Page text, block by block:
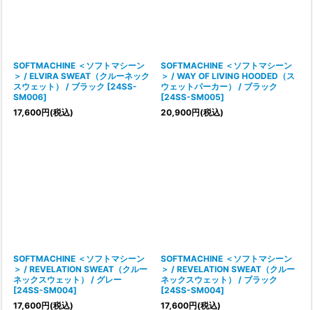
SOFTMACHINE ＜ソフトマシーン
＞ / ELVIRA SWEAT（クルーネック
スウェット） / ブラック [24SS-
SM006]
17,600円(税込)
SOFTMACHINE ＜ソフトマシーン
＞ / WAY OF LIVING HOODED（ス
ウェットパーカー） / ブラック
[24SS-SM005]
20,900円(税込)
SOFTMACHINE ＜ソフトマシーン
＞ / REVELATION SWEAT（クルー
ネックスウェット） / グレー
[24SS-SM004]
17,600円(税込)
SOFTMACHINE ＜ソフトマシーン
＞ / REVELATION SWEAT（クルー
ネックスウェット） / ブラック
[24SS-SM004]
17,600円(税込)